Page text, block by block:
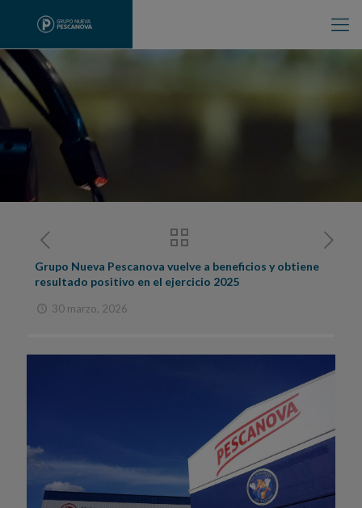
Grupo Nueva Pescanova vuelve a beneficios y obtiene
resultado positivo en el ejercicio 2025
30 marzo, 2026